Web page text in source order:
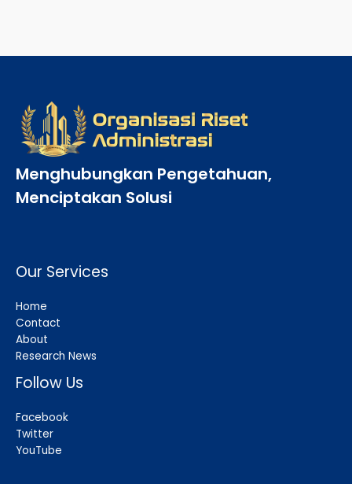
Menghubungkan Pengetahuan,
Menciptakan Solusi
Our Services
Home
Contact
About
Research News
Follow Us
Facebook
Twitter
YouTube